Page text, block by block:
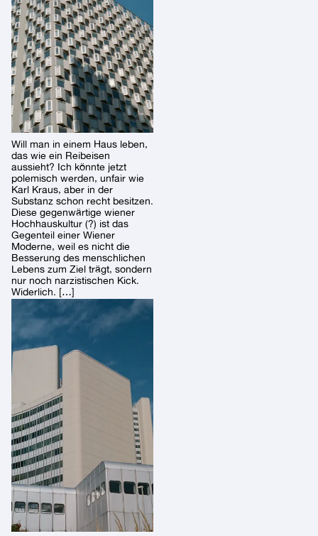
Will man in einem Haus leben,
das wie ein Reibeisen
aussieht? Ich könnte jetzt
polemisch werden, unfair wie
Karl Kraus, aber in der
Substanz schon recht besitzen.
Diese gegenwärtige wiener
Hochhauskultur (?) ist das
Gegenteil einer Wiener
Moderne, weil es nicht die
Besserung des menschlichen
Lebens zum Ziel trägt, sondern
nur noch narzistischen Kick.
Widerlich. […]